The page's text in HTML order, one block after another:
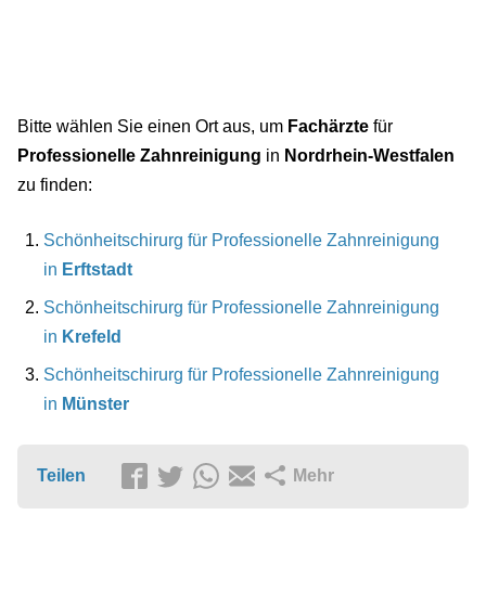
Bitte wählen Sie einen Ort aus, um Fachärzte für
Professionelle Zahnreinigung in Nordrhein-Westfalen
zu finden:
Schönheitschirurg für Professionelle Zahnreinigung
in Erftstadt
Schönheitschirurg für Professionelle Zahnreinigung
in Krefeld
Schönheitschirurg für Professionelle Zahnreinigung
in Münster
Teilen Mehr